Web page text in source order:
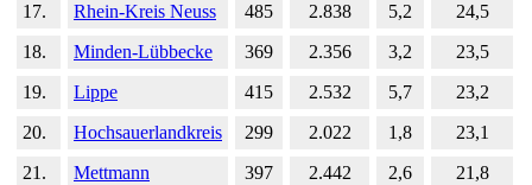
17.
Rhein-Kreis Neuss 485 2.838 5,2
24,5
18.
Minden-Lübbecke 369 2.356 3,2
23,5
19.
Lippe 415 2.532 5,7
23,2
20.
Hochsauerlandkreis 299 2.022 1,8
23,1
21.
Mettmann 397 2.442 2,6
21,8